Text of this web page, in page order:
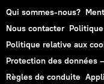
Qui sommes-nous?
Nous contacter
Politique relative aux
Protection des données
Règles de conduite